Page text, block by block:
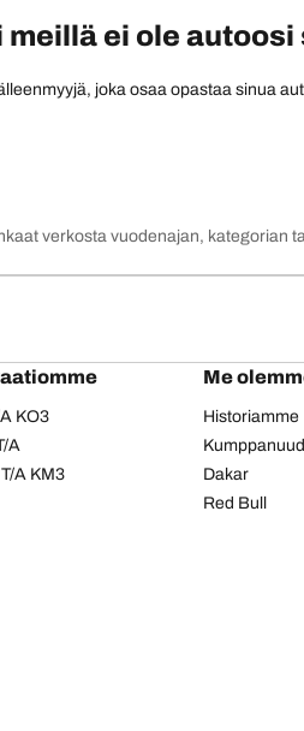
ei ole autoosi
joka osaa opastaa sinua
verkosta vuodenajan, kategorian
KO3
A
A KM3
Me
Historiamme
Dakar
Red Bull